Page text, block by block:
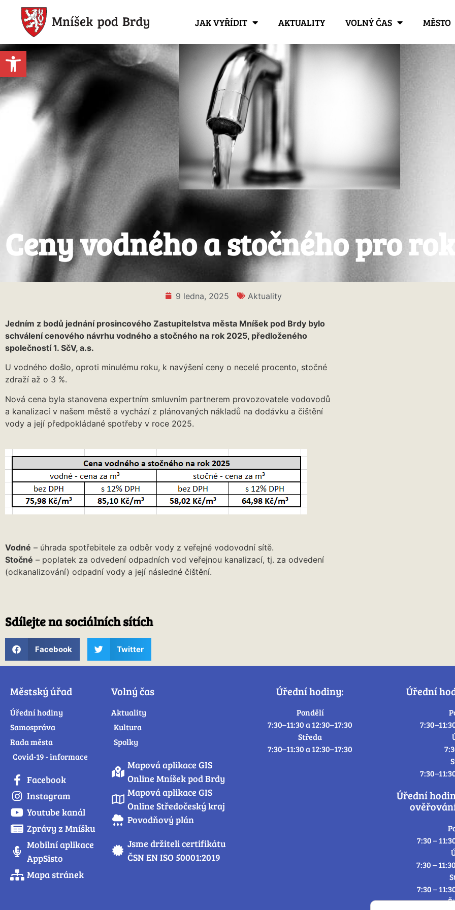
Open toolbar
JAK VYŘÍDIT AKTUALITY VOLNÝ ČAS MĚSTO
Ceny vodného a stočného pro
9 ledna, 2025 Aktuality
Jedním z bodů jednání prosincového Zastupitelstva města Mníšek pod Brdy bylo
schválení cenového návrhu vodného a stočného na rok 2025, předloženého
společností 1. SčV, a.s.
U vodného došlo, oproti minulému roku, k navýšení ceny o necelé procento, stočné
zdraží až o 3 %.
Nová cena byla stanovena expertním smluvním partnerem provozovatele vodovodů
a kanalizací v našem městě a vychází z plánovaných nákladů na dodávku a čištění
vody a její předpokládané spotřeby v roce 2025.
Vodné – úhrada spotřebitele za odběr vody z veřejné vodovodní sítě.
Stočné – poplatek za odvedení odpadních vod veřejnou kanalizací, tj. za odvedení
(odkanalizování) odpadní vody a její následné čištění.
Sdílejte na sociálních sítích
Facebook Twitter
Městský úřad
Úřední hodiny
Samospráva
Rada města
Covid-19 - informace
Facebook
Instagram
Youtube kanál
Zprávy z Mníšku
Mobilní aplikace
AppSisto
Mapa stránek
Volný čas
Aktuality
Kultura
Spolky
Mapová aplikace GIS
Online Mníšek pod Brdy
Mapová aplikace GIS
Online Středočeský kraj
Povodňový plán
Jsme držiteli certifikátu
ČSN EN ISO 50001:2019
Úřední hodiny:
Pondělí
7:30–11:30 a 12:30–17:30
Středa
7:30–11:30 a 12:30–17:30
Úřední
Úřední
7:30 –
7:30 –
7:30 –